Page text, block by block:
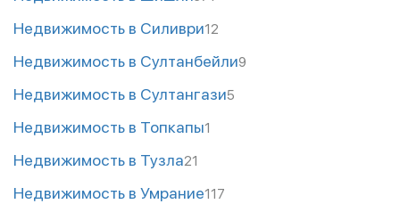
Недвижимость в Силиври12
Недвижимость в Султанбейли9
Недвижимость в Султангази5
Недвижимость в Топкапы1
Недвижимость в Тузла21
Недвижимость в Умрание117